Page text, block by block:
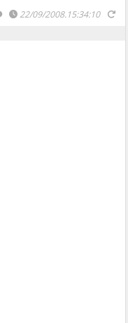
22/09/2008.15:34:10